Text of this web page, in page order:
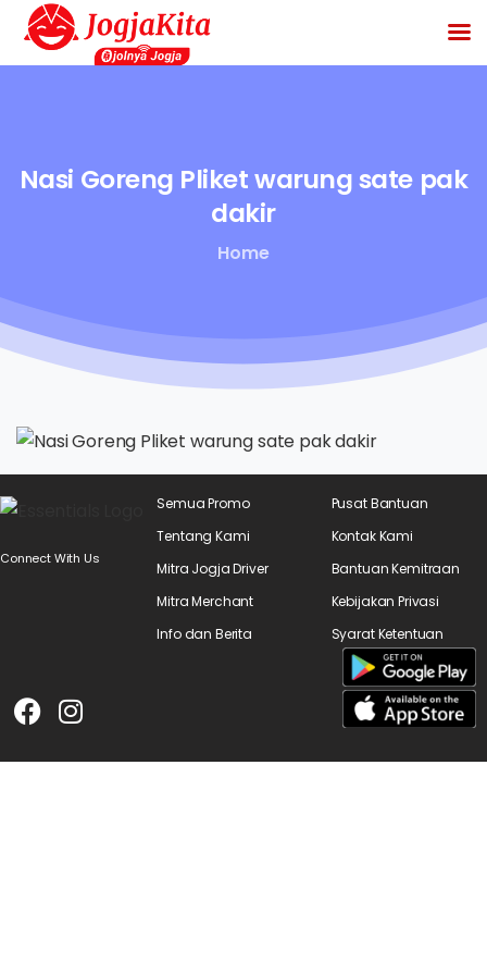
Nasi Goreng Pliketwarungsate pak
dakir
Home
Connect With Us
Semua Promo
Tentang Kami
Mitra Jogja Driver
Mitra Merchant
Info dan Berita
Pusat Bantuan
Kontak Kami
Bantuan Kemitraan
Kebijakan Privasi
Syarat Ketentuan